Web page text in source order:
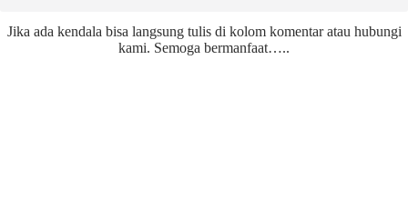
Jika ada kendala bisa langsung tulis di kolom komentar atau hubungi
kami. Semoga bermanfaat…..